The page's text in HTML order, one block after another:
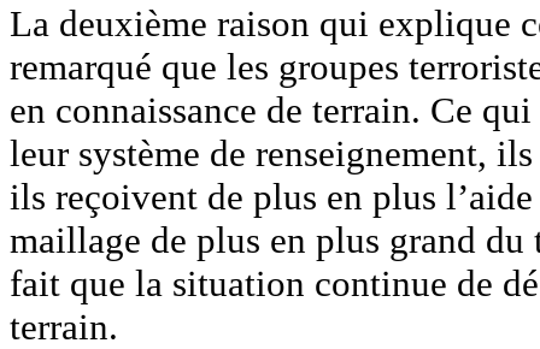
La deuxième raison qui explique
remarqué que les groupes
en connaissance de terrain. Ce
leur système de renseignement,
ils reçoivent de plus en plus
maillage de plus en plus grand
fait que la situation continue de
terrain.